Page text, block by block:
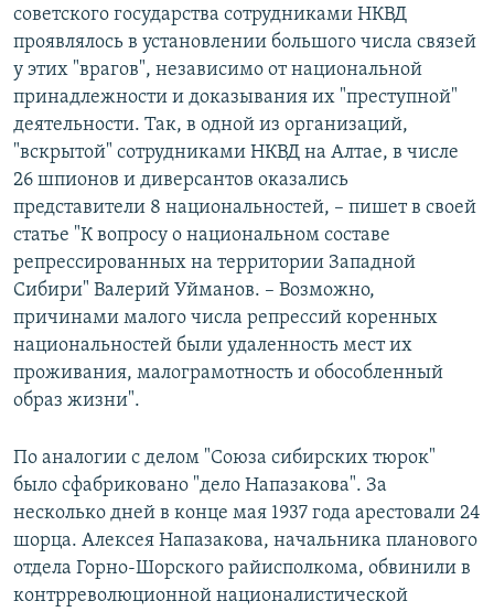
советского государства сотрудниками НКВД
проявлялось в установлении большого числа связей
у этих "врагов", независимо от национальной
принадлежности и доказывания их "преступной"
деятельности. Так, в одной из организаций,
"вскрытой" сотрудниками НКВД на Алтае, в числе
26 шпионов и диверсантов оказались
представители 8 национальностей, – пишет в своей
статье "К вопросу о национальном составе
репрессированных на территории Западной
Сибири" Валерий Уйманов. – Возможно,
причинами малого числа репрессий коренных
национальностей были удаленность мест их
проживания, малограмотность и обособленный
образ жизни".
По аналогии с делом "Союза сибирских тюрок"
было сфабриковано "дело Напазакова". За
несколько дней в конце мая 1937 года арестовали 24
шорца. Алексея Напазакова, начальника планового
отдела Горно-Шорского райисполкома, обвинили в
контрреволюционной националистической